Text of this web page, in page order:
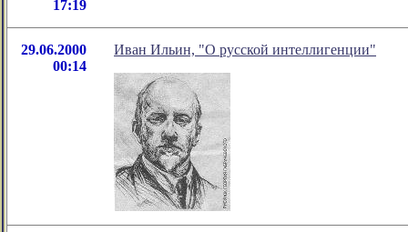
17:19
29.06.2000
00:14
Иван Ильин, "О русской интеллигенции"